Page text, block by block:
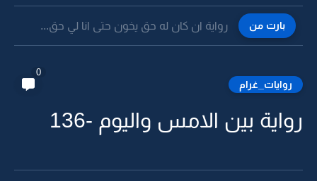
بارت من رواية ان كان له حق يخون حتى انا لي حق...
روايات_غرام
0
رواية بين الامس واليوم -136